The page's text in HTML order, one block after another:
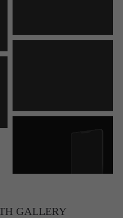
GALLERY